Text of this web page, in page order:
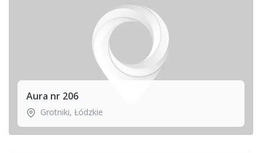
Aura nr 206
Grotniki, Łódzkie